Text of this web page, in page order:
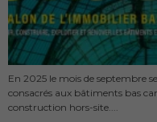
En 2025 le mois de septembre
consacrés aux bâtiments bas
construction hors-site....